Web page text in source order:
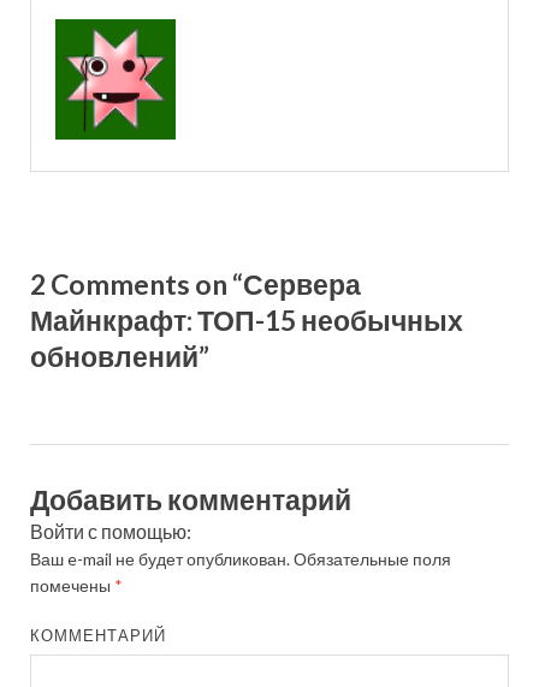
2 Comments on “Сервера
Майнкрафт: ТОП-15 необычных
обновлений”
Добавить комментарий
Войти с помощью:
Ваш e-mail не будет опубликован.Обязательные поля
помечены *
КОММЕНТАРИЙ